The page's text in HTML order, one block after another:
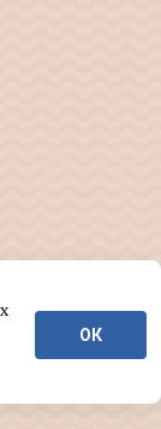
и
ОК